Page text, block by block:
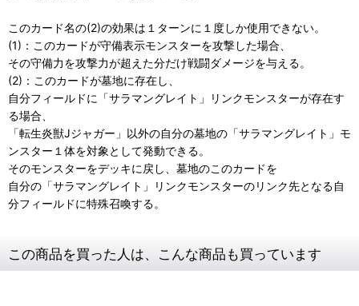
このカード名の(2)の効果は１ターンに１度しか使用できない。
(1)：このカードが守備表示モンスターを攻撃した場合、
その守備力を攻撃力が超えた分だけ戦闘ダメージを与える。
(2)：このカードが墓地に存在し、
自分フィールドに「サラマングレイト」リンクモンスターが存在す
る場合、
「転生炎獣Jジャガー」以外の自分の墓地の「サラマングレイト」モ
ンスター１体を対象として発動できる。
そのモンスターをデッキに戻し、墓地のこのカードを
自分の「サラマングレイト」リンクモンスターのリンク先となる自
分フィールドに特殊召喚する。
この商品を買った人は、こんな商品も買っています